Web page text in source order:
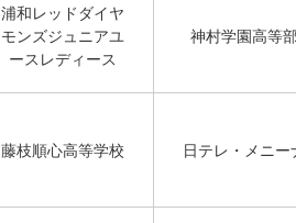
浦和レッドダイヤ
モンズジュニアユ
ースレディース
神村学園高等部
藤枝順心高等学校 日テレ・メニー